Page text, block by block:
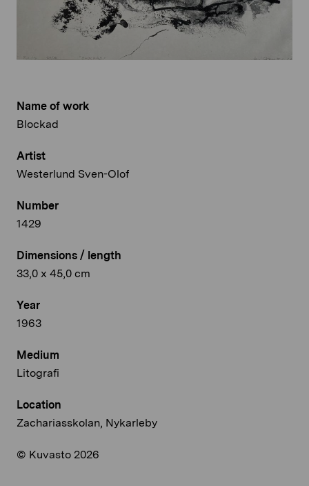
Name of work
Blockad
Artist
Westerlund Sven-Olof
Number
1429
Dimensions / length
33,0 x 45,0 cm
Year
1963
Medium
Litografi
Location
Zachariasskolan, Nykarleby
© Kuvasto 2026